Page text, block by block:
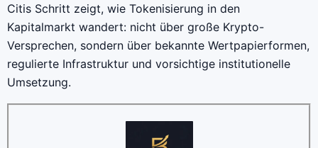
Citis Schritt zeigt, wie Tokenisierung in den
Kapitalmarkt wandert: nicht über große Krypto-
Versprechen, sondern über bekannte Wertpapierformen,
regulierte Infrastruktur und vorsichtige institutionelle
Umsetzung.